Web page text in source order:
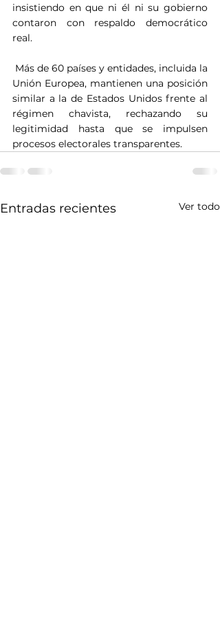
insistiendo en que ni él ni su gobierno
contaron con respaldo democrático
real.
Unión Europea, mantienen una posición
similar a la de Estados Unidos frente al
régimen chavista, rechazando su
legitimidad hasta que se impulsen
procesos electorales transparentes.
Entradas recientes Ver todo